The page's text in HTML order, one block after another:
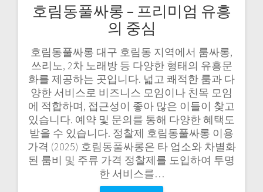
호림동풀싸롱 – 프리미엄 유흥
의 중심
호림동풀싸롱 대구 호림동 지역에서 룸싸롱,
쓰리노, 2차 노래방 등 다양한 형태의 유흥문
화를 제공하는 곳입니다. 넓고 쾌적한 룸과 다
양한 서비스로 비즈니스 모임이나 친목 모임
에 적합하며, 접근성이 좋아 많은 이들이 찾고
있습니다. 예약 및 문의를 통해 다양한 혜택도
받을 수 있습니다. 정찰제 호림동풀싸롱 이용
가격 (2025) 호림동풀싸롱은 타 업소와 차별화
된 룸비 및 주류 가격 정찰제를 도입하여 투명
한 서비스를…